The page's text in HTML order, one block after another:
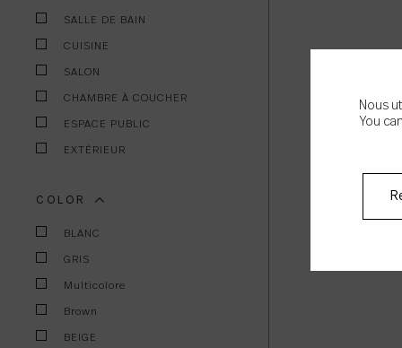
SALLE DE BAIN
CUISINE
SALON
CHAMBRE À COUCHER
ESPACE PUBLIC
EXTÉRIEUR
COLOR
BLANC
GRIS
Multicolore
Brown
BEIGE
Nous
You